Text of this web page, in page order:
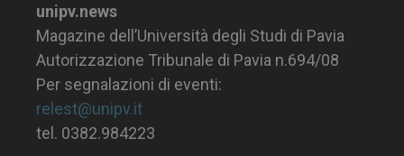
unipv.news
Magazine dell’Università degli Studi di Pavia
Autorizzazione Tribunale di Pavia n.694/08
Per segnalazioni di eventi:
relest@unipv.it
tel. 0382.984223